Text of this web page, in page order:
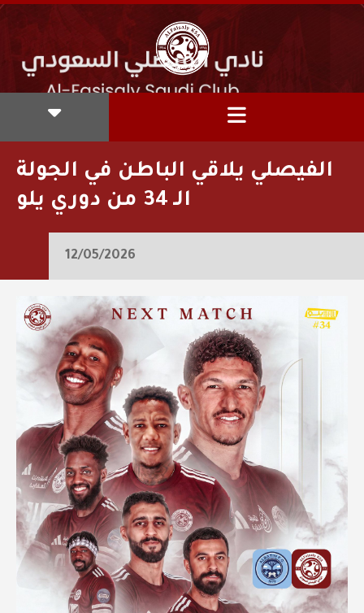
الفيصلي يلاقي الباطن في الجولة
الـ 34 من دوري يلو
12/05/2026